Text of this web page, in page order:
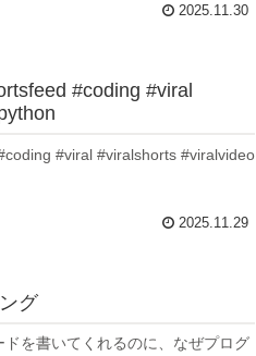
2025.11.30
#coding #viral
#viral #viralshorts #viralvideo
2025.11.29
グ
を書いてくれるのに、なぜプログ